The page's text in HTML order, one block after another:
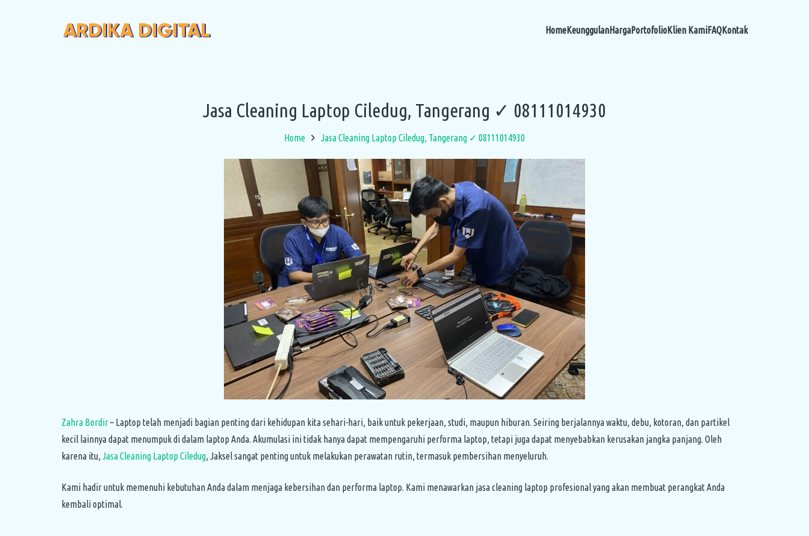
HomeKeunggulanHargaPortofolioKlien KamiFAQKontak
Jasa Cleaning Laptop Ciledug, Tangerang ✓ 08111014930
Home Jasa Cleaning Laptop Ciledug, Tangerang ✓ 08111014930
Zahra Bordir– Laptop telah menjadi bagian penting dari kehidupan kita sehari-hari, baik untuk pekerjaan, studi, maupun hiburan. Seiring berjalannya waktu, debu, kotoran, dan partikel
kecil lainnya dapat menumpuk di dalam laptop Anda. Akumulasi ini tidak hanya dapat mempengaruhi performa laptop, tetapi juga dapat menyebabkan kerusakan jangka panjang. Oleh
karena itu, Jasa Cleaning Laptop Ciledug, Jaksel sangat penting untuk melakukan perawatan rutin, termasuk pembersihan menyeluruh.
Kami hadir untuk memenuhi kebutuhan Anda dalam menjaga kebersihan dan performa laptop. Kami menawarkan jasa cleaning laptop profesional yang akan membuat perangkat Anda
kembali optimal.